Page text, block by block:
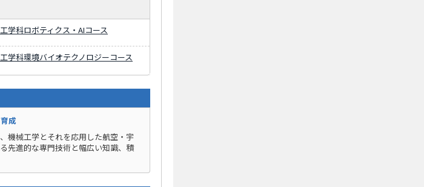
学科ロボティクス・AIコース
学科環境バイオテクノロジーコース
成
機械工学とそれを応用した航空・宇
先進的な専門技術と幅広い知識、積